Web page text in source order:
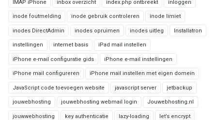
IMAP iPhone inbox overzicht index.php ontbreekt inloggen
inode foutmelding inode gebruik controleren inode limiet
inodes DirectAdmin inodes opruimen inodes uitleg Installatron
instellingen internet basis iPad mail instellen
iPhone e-mail configuratie gids iPhone e-mail instellingen
iPhone mail configureren iPhone mail instellen met eigen domein
JavaScript code toevoegen website javascript server jetbackup
jouwebhosting jouwebhosting webmail login Jouwebhosting.nl
jouwwebhosting key authenticatie lazy-loading let’s encrypt